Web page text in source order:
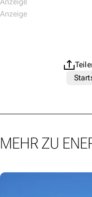
MEHR ZU